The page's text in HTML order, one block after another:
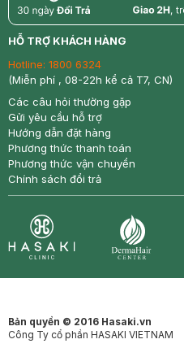
return nowfree
HỖ TRỢ KHÁCH HÀNG
Hotline: 1800 6324
(Miễn phí , 08-22h kể cả T7, CN)
Các câu hỏi thường gặp
Gửi yêu cầu hỗ trợ
Hướng dẫn đặt hàng
Phương thức thanh toán
Phương thức vận chuyển
Chính sách đổi trả
Bản quyền © 2016 Hasaki.vn
Công Ty cổ phần HASAKI VIETNAM